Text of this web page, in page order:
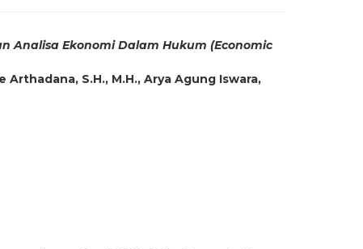
Analisa Ekonomi Dalam Hukum (Economic
Arthadana, S.H., M.H., Arya Agung Iswara,